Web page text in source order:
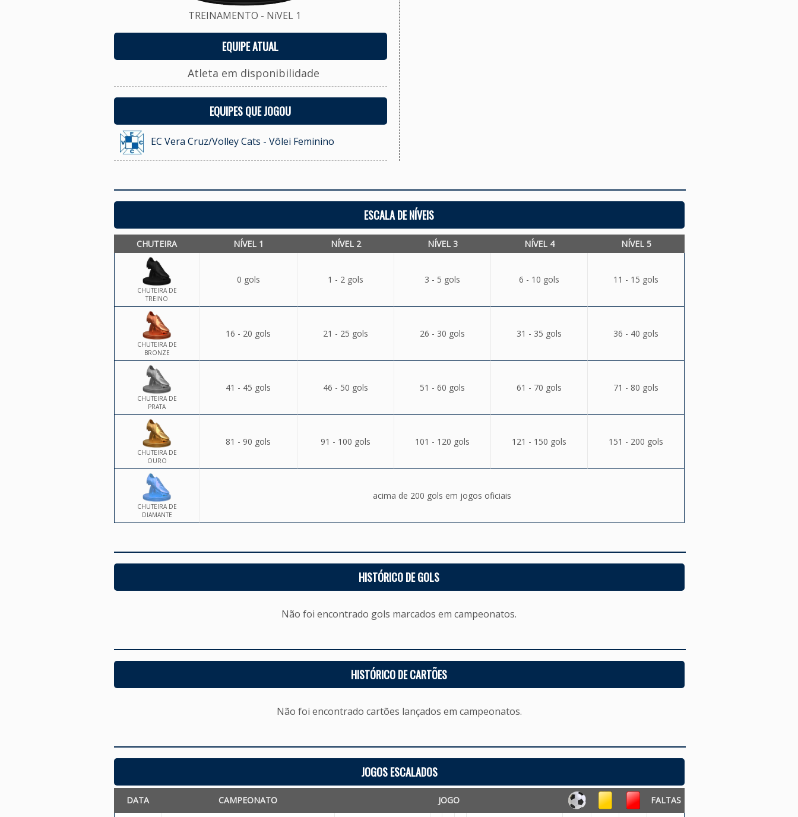
TREINAMENTO - NíVEL 1
EQUIPE ATUAL
Atleta em disponibilidade
EQUIPES QUE JOGOU
EC Vera Cruz/Volley Cats - Vôlei Feminino
ESCALA DE NÍVEIS
CHUTEIRA NÍVEL 1 NÍVEL 2 NÍVEL 3 NÍVEL 4 NÍVEL 5
CHUTEIRA DE
TREINO
0 gols 1 - 2 gols 3 - 5 gols 6 - 10 gols 11 - 15 gols
CHUTEIRA DE
BRONZE
16 - 20 gols 21 - 25 gols 26 - 30 gols 31 - 35 gols 36 - 40 gols
CHUTEIRA DE
PRATA
41 - 45 gols 46 - 50 gols 51 - 60 gols 61 - 70 gols 71 - 80 gols
CHUTEIRA DE
OURO
81 - 90 gols 91 - 100 gols 101 - 120 gols 121 - 150 gols 151 - 200 gols
CHUTEIRA DE
DIAMANTE
acima de 200 gols em jogos oficiais
HISTÓRICO DE GOLS
Não foi encontrado gols marcados em campeonatos.
HISTÓRICO DE CARTÕES
Não foi encontrado cartões lançados em campeonatos.
JOGOS ESCALADOS
DATA CAMPEONATO JOGO FALTAS